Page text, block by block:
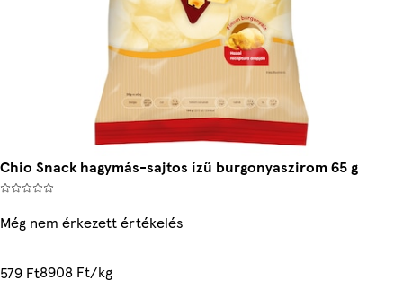
Chio Snack hagymás-sajtos ízű burgonyaszirom 65 g
Még nem érkezett értékelés
579 Ft8908 Ft/kg